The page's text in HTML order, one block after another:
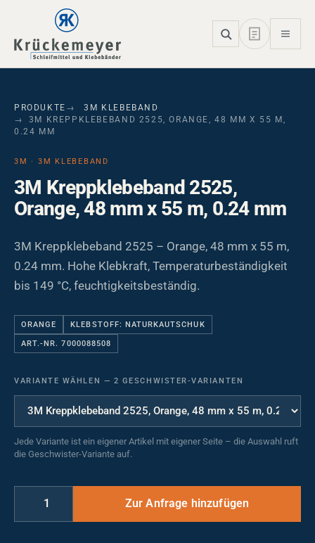
Skip to main navigation
Skip to main content
Skip to page footer
PRODUKTE
3M KLEBEBAND
3M KREPPKLEBEBAND 2525, ORANGE, 48 MM X 55 M,
0.24 MM
3M · 3M KLEBEBAND
3M Kreppklebeband 2525,
Orange, 48 mm x 55 m, 0.24 mm
3M Kreppklebeband 2525 – Orange, 48 mm x 55 m,
0.24 mm. Hohe Klebkraft, Temperaturbeständigkeit
bis 149 °C, feuchtigkeitsbeständig.
ORANGE KLEBSTOFF: NATURKAUTSCHUK
ART.-NR. 7000088508
VARIANTE WÄHLEN — 2 GESCHWISTER-VARIANTEN
Jede Variante ist ein eigener Artikel mit eigener Seite – die Auswahl ruft
die Geschwister-Variante auf.